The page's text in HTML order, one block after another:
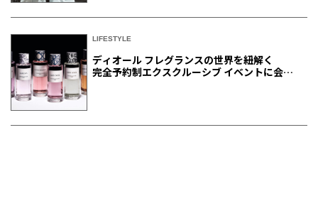
LIFESTYLE
ディオール フレグランスの世界を紐解く
完全予約制エクスクルーシブ イベントに会員